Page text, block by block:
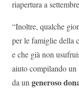
riapertura a
“Inoltre, qualche
per le famiglie della
e che già non
aiuto compilando un
da ungeneroso